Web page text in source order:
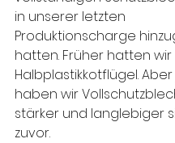
in unserer letzten
Produktionscharge
hatten. Früher hatten wir
Halbplastikkotflügel.
haben wir
stärker und langlebiger
zuvor.